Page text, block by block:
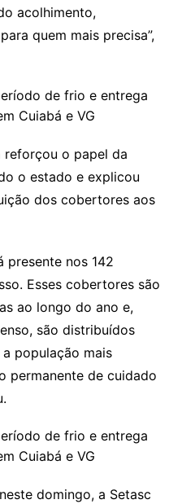
acolhimento,
quem mais precisa”,
reforçou o papel da
o estado e explicou
dos cobertores aos
presente nos 142
Esses cobertores são
ao longo do ano e,
são distribuídos
população mais
permanente de cuidado
domingo, a Setasc